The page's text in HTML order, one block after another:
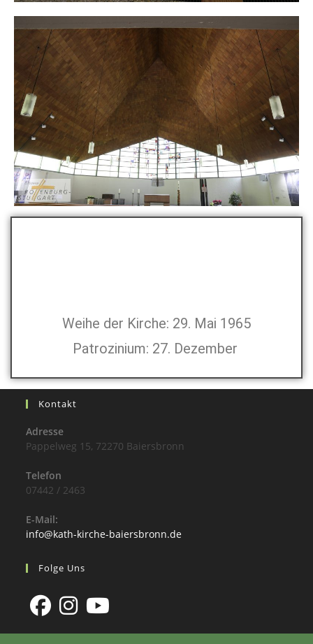
Weihe der Kirche: 29. Mai 1965
Patrozinium: 27. Dezember
Kontakt
Adresse
Pappelweg 15, 72270 Baiersbronn
Telefon
07442 / 2463
E-Mail:
info@kath-kirche-baiersbronn.de
Folge Uns